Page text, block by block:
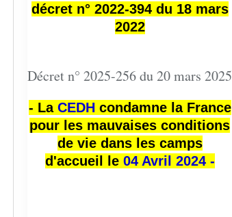
décret n° 2022-394 du 18 mars
2022
Décret n° 2025-256 du 20 mars 2025
- La CEDHcondamne la France
pour les mauvaises conditions
de vie dans les camps
d'accueil le 04 Avril 2024 -